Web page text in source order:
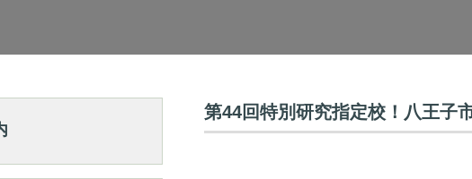
第44回特別研究指定校！八王子